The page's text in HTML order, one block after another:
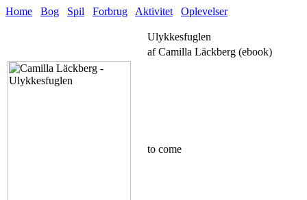
Home Bog Spil Forbrug Aktivitet Oplevelser
Ulykkesfuglen
af Camilla Läckberg (ebook)
to come